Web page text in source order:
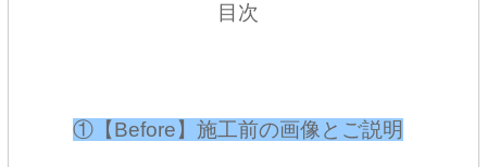
目次
①【Before】施工前の画像とご説明